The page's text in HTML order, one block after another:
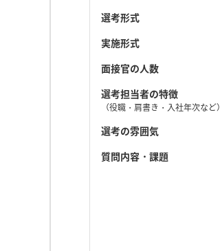
選考形式
実施形式
面接官の人数
選考担当者の特徴
（役職・肩書き・入社年次など）
選考の雰囲気
質問内容・課題